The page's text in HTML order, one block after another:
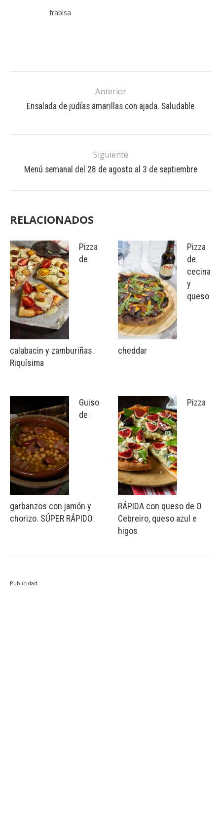
frabisa
Anterior
Ensalada de judías amarillas con ajada. Saludable
Siguiente
Menú semanal del 28 de agosto al 3 de septiembre
RELACIONADOS
Pizza
de
calabacin y zamburiñas.
Riquísima
Guiso
de
garbanzos con jamón y
chorizo. SÚPER RÁPIDO
Pizza
de
cecina
y
queso
cheddar
Pizza
RÁPIDA con queso de O
Cebreiro, queso azul e
higos
Publicidad